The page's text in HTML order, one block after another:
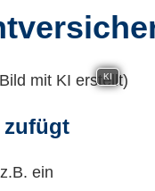
KI
zufügt
ein